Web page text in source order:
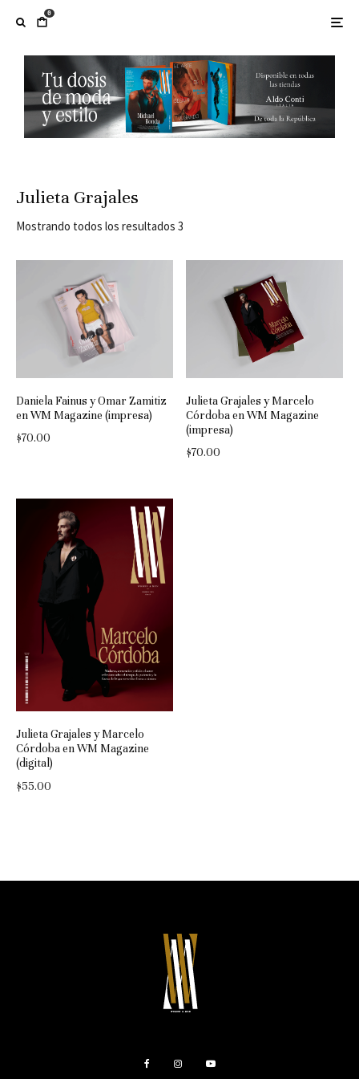
0
Julieta Grajales
Mostrando todos los resultados 3
Daniela Fainus y Omar Zamitiz
en WM Magazine (impresa)
$70.00
Julieta Grajales y Marcelo
Córdoba en WM Magazine
(impresa)
$70.00
Julieta Grajales y Marcelo
Córdoba en WM Magazine
(digital)
$55.00